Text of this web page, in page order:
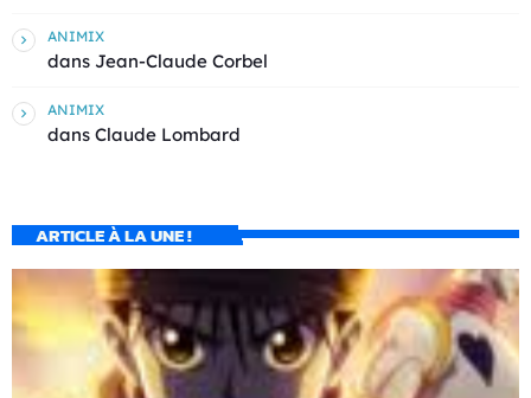
ANIMIX
dans Jean-Claude Corbel
ANIMIX
dans Claude Lombard
ARTICLE À LA UNE !